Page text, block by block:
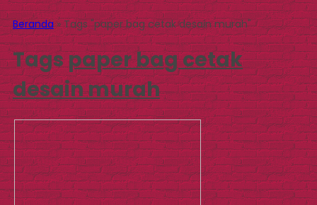
Beranda»Tags "paper bag cetak desain murah"
Tagspaper bag cetak
desain murah